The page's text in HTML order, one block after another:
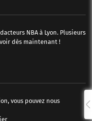
NBA à Lyon. Plusieurs
dès maintenant !
vous pouvez nous